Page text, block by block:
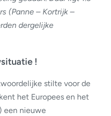
(Panne – Kortrijk –
dergelijke
!
stilte voor de
het Europees en het
een nieuwe